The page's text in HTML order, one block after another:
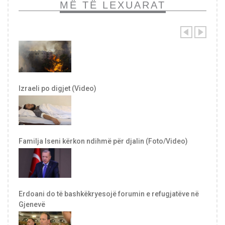
MË TË LEXUARAT
Izraeli po digjet (Video)
Familja Iseni kërkon ndihmë për djalin (Foto/Video)
Erdoani do të bashkëkryesojë forumin e refugjatëve në
Gjenevë